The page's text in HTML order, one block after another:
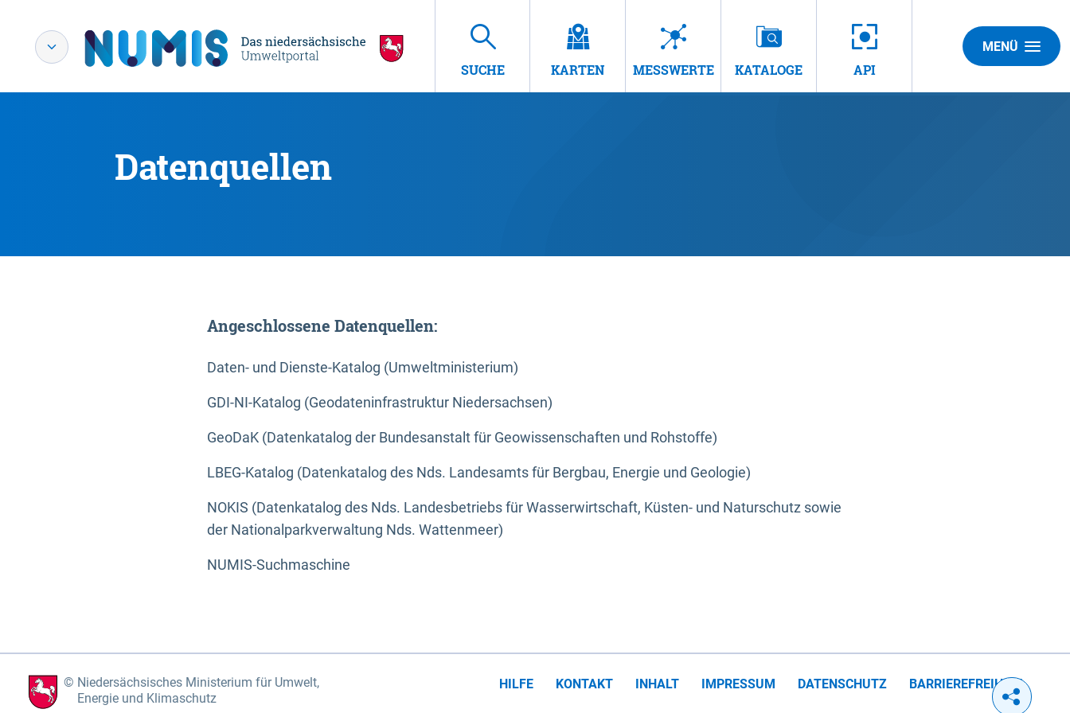
SUCHE KARTEN MESSWERTE KATALOGE API
MENÜ
Datenquellen
Angeschlossene Datenquellen:
Daten- und Dienste-Katalog (Umweltministerium)
GDI-NI-Katalog (Geodateninfrastruktur Niedersachsen)
GeoDaK (Datenkatalog der Bundesanstalt für Geowissenschaften und Rohstoffe)
LBEG-Katalog (Datenkatalog des Nds. Landesamts für Bergbau, Energie und Geologie)
NOKIS (Datenkatalog des Nds. Landesbetriebs für Wasserwirtschaft, Küsten- und Naturschutz sowie
der Nationalparkverwaltung Nds. Wattenmeer)
NUMIS-Suchmaschine
Niedersächsisches Ministerium für Umwelt,
Energie und Klimaschutz
HILFE KONTAKT INHALT IMPRESSUM DATENSCHUTZ BARRIEREFREIHEIT